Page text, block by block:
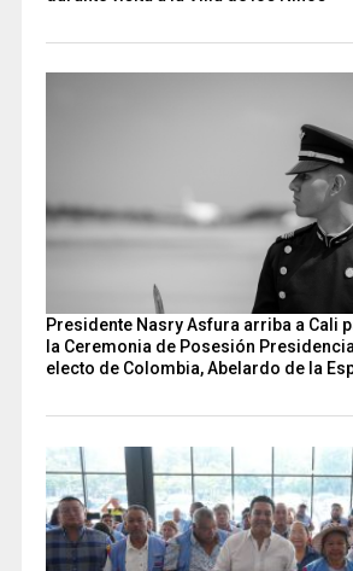
Presidente Nasry Asfura arriba a Cali
la Ceremonia de Posesión
electo de Colombia, Abelardo de la